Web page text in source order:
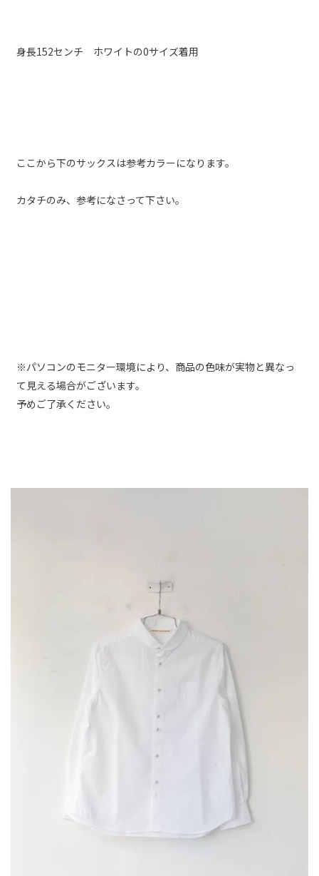
身長152センチ ホワイトの0サイズ着用
ここから下のサックスは参考カラーになります。
カタチのみ、参考になさって下さい。
※パソコンのモニター環境により、商品の色味が実物と異なっ
て見える場合がございます。
予めご了承ください。